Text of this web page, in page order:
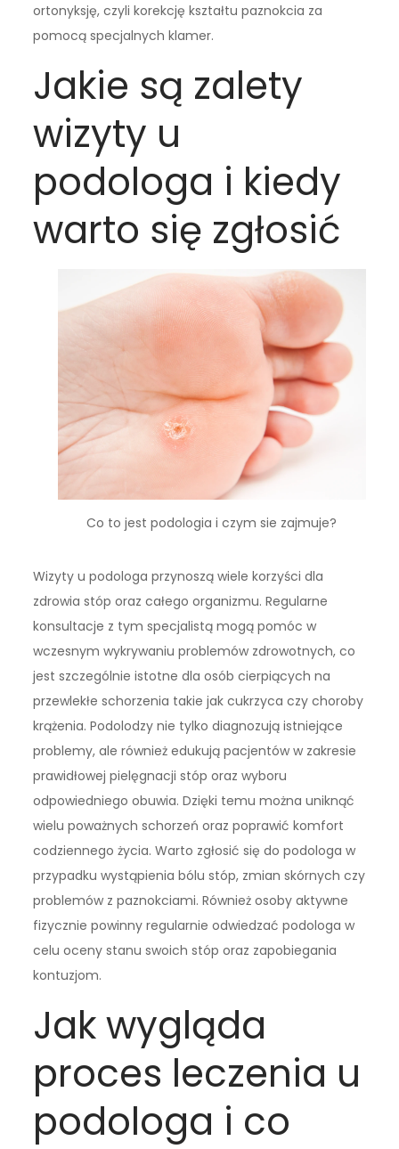
ortonyksję, czyli korekcję kształtu paznokcia za
pomocą specjalnych klamer.
Jakie są zalety
wizyty u
podologa i kiedy
warto się zgłosić
Co to jest podologia i czym sie zajmuje?
Wizyty u podologa przynoszą wiele korzyści dla
zdrowia stóp oraz całego organizmu. Regularne
konsultacje z tym specjalistą mogą pomóc w
wczesnym wykrywaniu problemów zdrowotnych, co
jest szczególnie istotne dla osób cierpiących na
przewlekłe schorzenia takie jak cukrzyca czy choroby
krążenia. Podolodzy nie tylko diagnozują istniejące
problemy, ale również edukują pacjentów w zakresie
prawidłowej pielęgnacji stóp oraz wyboru
odpowiedniego obuwia. Dzięki temu można uniknąć
wielu poważnych schorzeń oraz poprawić komfort
codziennego życia. Warto zgłosić się do podologa w
przypadku wystąpienia bólu stóp, zmian skórnych czy
problemów z paznokciami. Również osoby aktywne
fizycznie powinny regularnie odwiedzać podologa w
celu oceny stanu swoich stóp oraz zapobiegania
kontuzjom.
Jak wygląda
proces leczenia u
podologa i co